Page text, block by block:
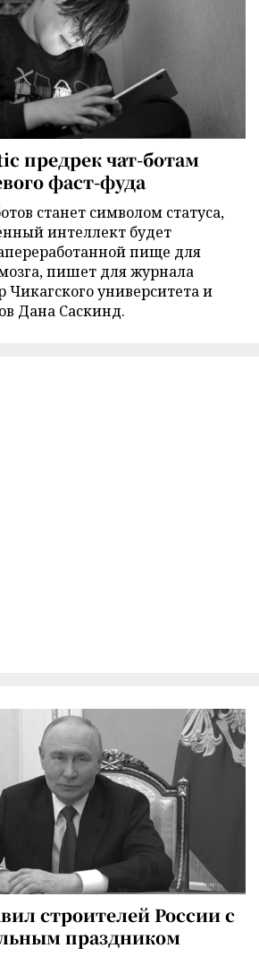
предрек чат-ботам
фаст-фуда
станет символом статуса,
интеллект будет
пище для
пишет для журнала
Чикагского университета и
Дана Саскинд.
строителей России с
праздником